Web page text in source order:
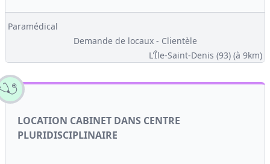
Paramédical
Demande de locaux - Clientèle
L'Île-Saint-Denis (93) (à 9km)
LOCATION CABINET DANS CENTRE
PLURIDISCIPLINAIRE